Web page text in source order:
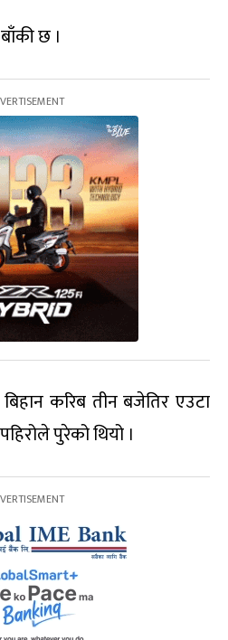
छ ।
करिब तीन बजेतिर एउटा
पुरेको थियो ।